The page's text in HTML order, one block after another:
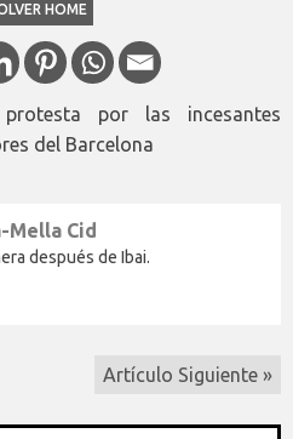
HOME
por las incesantes
del Barcelona
Mella Cid
después de Ibai.
Artículo Siguiente »